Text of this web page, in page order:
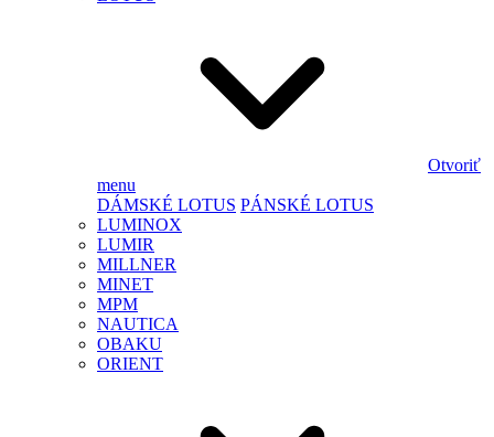
Otvoriť
menu
DÁMSKÉ LOTUS PÁNSKÉ LOTUS
LUMINOX
LUMIR
MILLNER
MINET
MPM
NAUTICA
OBAKU
ORIENT